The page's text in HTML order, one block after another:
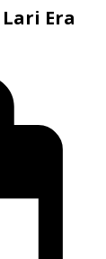
Era